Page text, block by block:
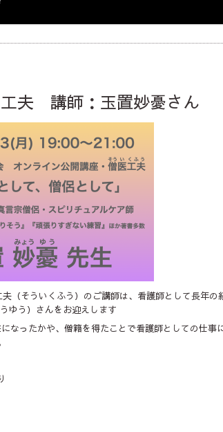
夫 講師：玉置妙憂さん
（そういくふう）のご講師は、看護師として長年
ゆう）さんをお迎えします
なったかや、僧籍を得たことで看護師としての仕